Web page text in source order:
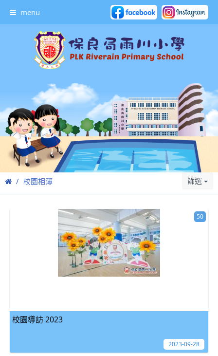
menu
校園相簿 篩選
校園導訪 2023
50
2023-09-28